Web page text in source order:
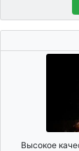
Высокое